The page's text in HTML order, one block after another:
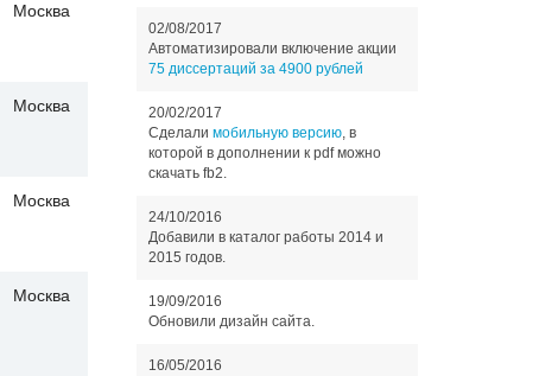
Москва
Москва
Москва
Москва
02/08/2017
Автоматизировали включение акции
75 диссертаций за 4900 рублей
20/02/2017
Сделали мобильную версию, в
которой в дополнении к pdf можно
скачать fb2.
24/10/2016
Добавили в каталог работы 2014 и
2015 годов.
19/09/2016
Обновили дизайн сайта.
16/05/2016